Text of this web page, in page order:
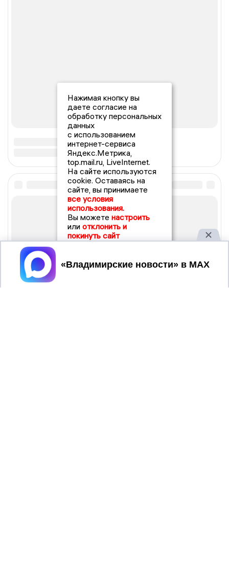
Нажимая кнопку вы
даете согласие на
обработку персональных
данных
с использованием
интернет-сервиса
Яндекс.Метрика,
top.mail.ru, LiveInternet.
На сайте используются
cookie. Оставаясь на
сайте, вы принимаете
все условия
использования.
Вы можете настроить
или отклонить и
покинуть сайт
Принять